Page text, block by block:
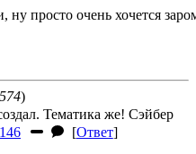
просто очень хочется
)
Тематика же! Сэйбер
[Ответ]